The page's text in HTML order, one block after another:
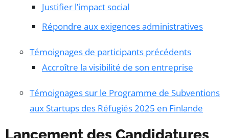
Justifier l’impact social
Répondre aux exigences administratives
Témoignages de participants précédents
Accroître la visibilité de son entreprise
Témoignages sur le Programme de Subventions
aux Startups des Réfugiés 2025 en Finlande